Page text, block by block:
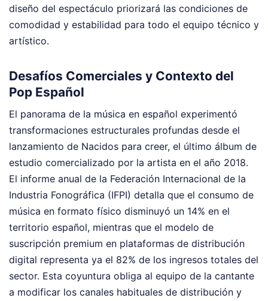
diseño del espectáculo priorizará las condiciones de
comodidad y estabilidad para todo el equipo técnico y
artístico.
Desafíos Comerciales y Contexto del
Pop Español
El panorama de la música en español experimentó
transformaciones estructurales profundas desde el
lanzamiento de Nacidos para creer, el último álbum de
estudio comercializado por la artista en el año 2018.
El informe anual de la Federación Internacional de la
Industria Fonográfica (IFPI) detalla que el consumo de
música en formato físico disminuyó un 14% en el
territorio español, mientras que el modelo de
suscripción premium en plataformas de distribución
digital representa ya el 82% de los ingresos totales del
sector. Esta coyuntura obliga al equipo de la cantante
a modificar los canales habituales de distribución y